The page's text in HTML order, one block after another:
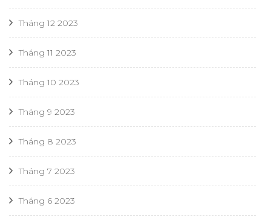
Tháng 12 2023
Tháng 11 2023
Tháng 10 2023
Tháng 9 2023
Tháng 8 2023
Tháng 7 2023
Tháng 6 2023